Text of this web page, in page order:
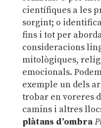
científiques a les
sorgint; o
fins i tot per
consideracions
mitològiques,
emocionals.
exemple un dels
trobar en voreres
camins i altres
plàtans d’ombra